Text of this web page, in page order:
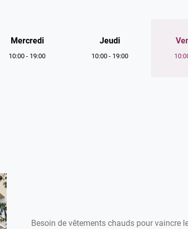
Mercredi
10:00 - 19:00
Jeudi
10:00 - 19:00
Horaires
Besoin de vêtements chauds pour vaincre